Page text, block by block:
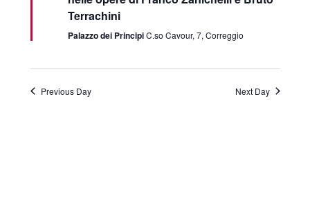
Terrachini
Palazzo dei PrincipiC.so Cavour, 7, Correggio
Previous Day Next Day